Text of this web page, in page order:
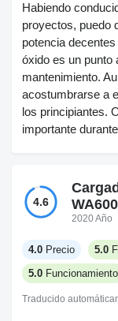
Komatsu. No la
turnos largos.
Habiendo
proyectos, puedo
potencia
óxido es un punto
mantenimiento.
acostumbrarse a
los principiantes.
importante
4.6
WA600
2020 Año
4.0 Precio 5.0
5.0 Funcionamiento
Traducido